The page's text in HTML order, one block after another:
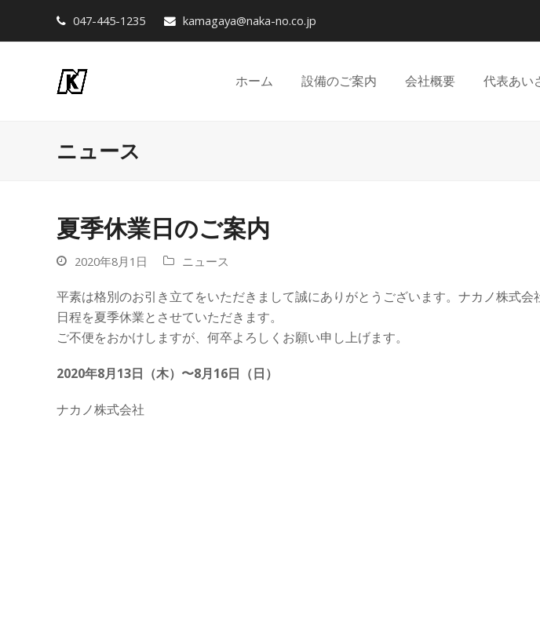
047-445-1235 kamagaya@naka-no.co.jp
ホーム 設備のご案内 会社概要 代表あい
ニュース
夏季休業日のご案内
2020年8月1日 ニュース
平素は格別のお引き立てをいただきまして誠にありがとうございます。ナカノ株式
日程を夏季休業とさせていただきます。
ご不便をおかけしますが、何卒よろしくお願い申し上げます。
2020年8月13日（木）〜8月16日（日）
ナカノ株式会社